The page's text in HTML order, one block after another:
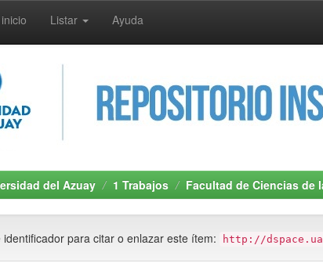
Listar Ayuda
del Azuay 1 Trabajos Facultad de Ciencias de
identificador para citar o enlazar este ítem: http://